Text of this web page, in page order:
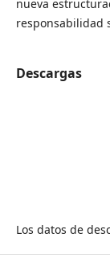
nueva
responsabilidad
Descargas
Los datos de